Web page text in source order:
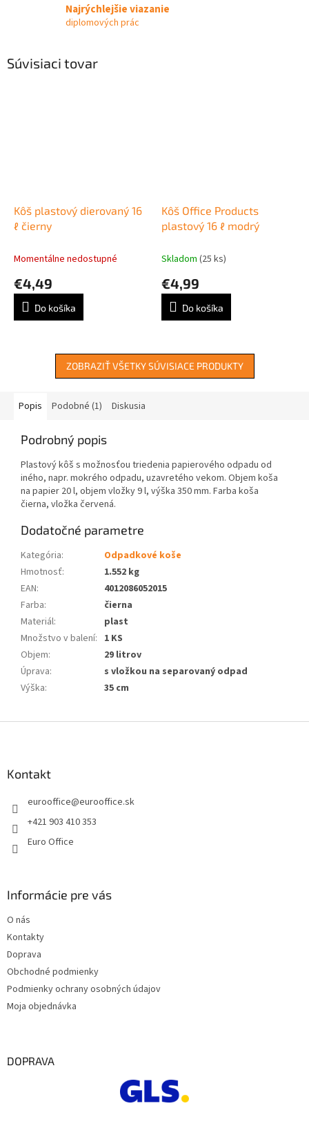
Najrýchlejšie viazanie
diplomových prác
Súvisiaci tovar
Kôš plastový dierovaný 16
ℓ čierny
Momentálne nedostupné
€4,49
Do košíka
Kôš Office Products
plastový 16 ℓ modrý
Skladom (25 ks)
€4,99
Do košíka
ZOBRAZIŤ VŠETKY SÚVISIACE PRODUKTY
Popis Podobné (1) Diskusia
Podrobný popis
Plastový kôš s možnosťou triedenia papierového odpadu od
iného, napr. mokrého odpadu, uzavretého vekom. Objem koša
na papier 20 l, objem vložky 9 l, výška 350 mm. Farba koša
čierna, vložka červená.
Dodatočné parametre
Kategória:
Odpadkové koše
Hmotnosť:
1.552 kg
EAN:
4012086052015
Farba:
čierna
Materiál:
plast
Množstvo v balení: 1 KS
Objem:
29 litrov
Úprava:
s vložkou na separovaný odpad
Výška: 35 cm
Kontakt
eurooffice@eurooffice.sk
+421 903 410 353
Euro Office
Informácie pre vás
O nás
Kontakty
Doprava
Obchodné podmienky
Podmienky ochrany osobných údajov
Moja objednávka
DOPRAVA